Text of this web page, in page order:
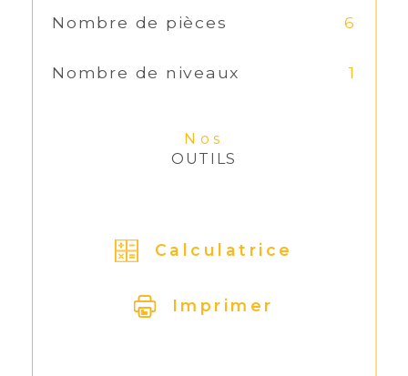
Nombre de pièces 6
Nombre de niveaux 1
Nos
OUTILS
Calculatrice
Imprimer